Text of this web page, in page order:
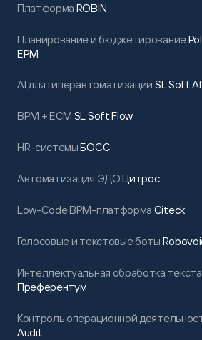
Платформа ROBIN
Планирование и бюджетирование
EPM
AI для гиперавтоматизации SL Soft AI
BPM + ECM SL Soft Flow
HR-системыБОСС
Автоматизация ЭДОЦитрос
Low-Code BPM-платформа Citeck
Голосовые и текстовые боты
Интеллектуальная обработка текста
Преферентум
Контроль операционной
Audit